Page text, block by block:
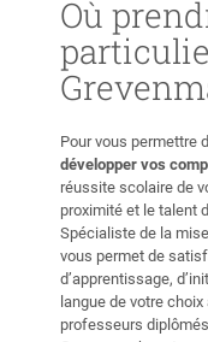
Où
Pour vous permettre
développer vos
réussite scolaire de
proximité et le talent
Spécialiste de la
vous permet de
d’apprentissage,
langue de votre
professeurs